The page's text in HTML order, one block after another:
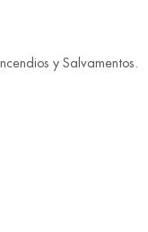
y Salvamentos.